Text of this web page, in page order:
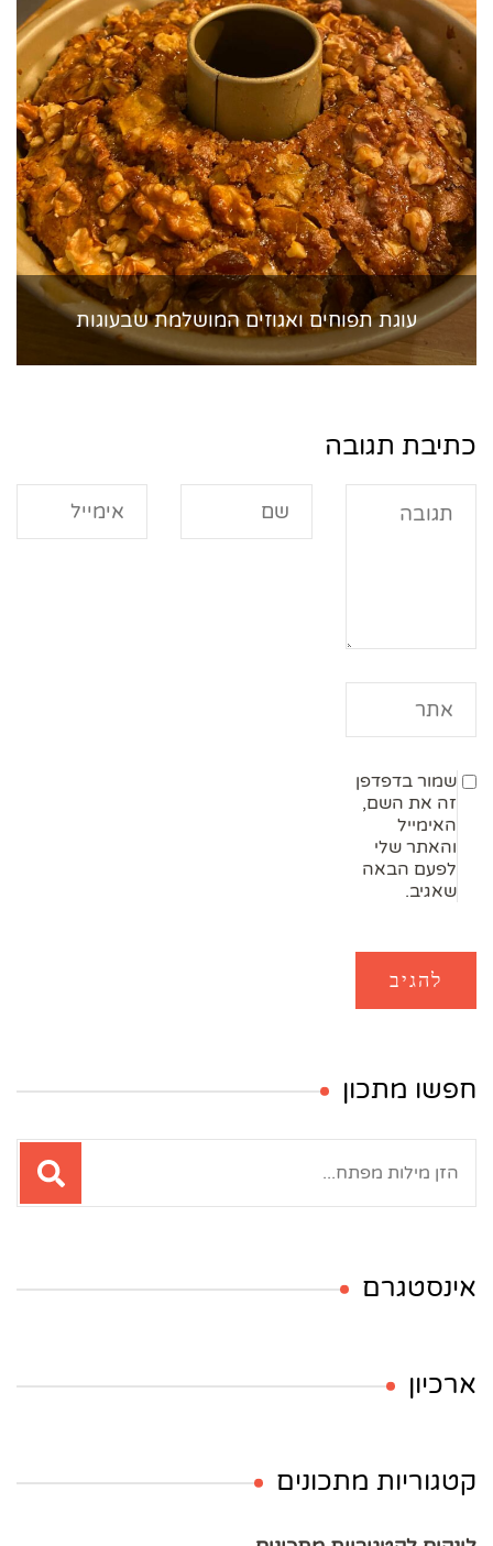
עוגת תפוחים ואגוזים המושלמת שבעוגות
כתיבת תגובה
שמור בדפדפן
זה את השם,
האימייל
והאתר שלי
לפעם הבאה
שאגיב.
חפשו מתכון
אינסטגרם
ארכיון
קטגוריות מתכונים